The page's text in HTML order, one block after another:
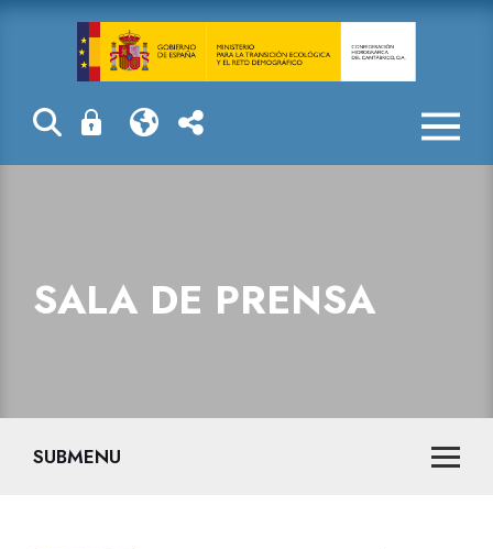
Sala de prensa
SALA DE PRENSA
SUBMENU